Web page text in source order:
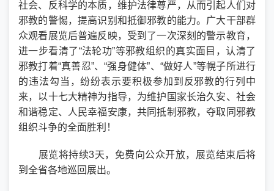
社会、反科学的本质，维护法律尊严，从而引起人们对
邪教的警惕，提高识别和抵御邪教的能力。广大干部群
众观看展览后普遍反映，受到了一次深刻的警示教育，
进一步看清了“法轮功”等邪教组织的真实面目，认清了
邪教打着“真善忍”、“强身健体”、“做好人”等幌子所进行
的违法勾当，纷纷表示要积极参加到反邪教的行列中
来，以十七大精神为指导，为维护国家长治久安、社会
和谐稳定、人民幸福安康，共同抵制邪教，夺取同邪教
组织斗争的全面胜利！
展览将持续3天，免费向公众开放，展览结束后将
到全省各地巡回展出。